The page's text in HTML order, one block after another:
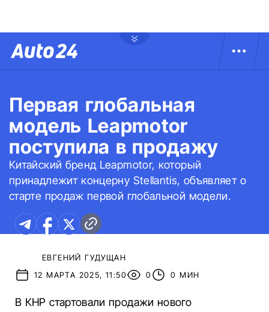
Первая глобальная
модель Leapmotor
поступила в продажу
Китайский бренд Leapmotor, который
принадлежит концерну Stellantis, объявляет о
старте продаж первой глобальной модели.
ЕВГЕНИЙ ГУДУЩАН
12 МАРТА 2025, 11:50
0 0 МИН
В КНР стартовали продажи нового